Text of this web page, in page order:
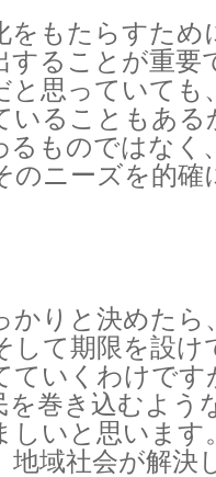
をもたらすため
することが重要
と思っていても
いることもあ
るものではなく
のニーズを的確
かりと決めたら
して期限を設け
ていくわけです
を巻き込むよう
しいと思います
地域社会が解決